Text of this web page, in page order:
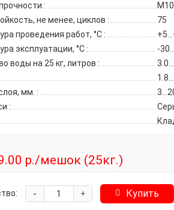
:
не менее, циклов :
75
проведения работ, °C :
эксплуатации, °C :
-
воды на 25 кг, литров :
мм. :
:
р./мешок (25кг.)
+
- Купить